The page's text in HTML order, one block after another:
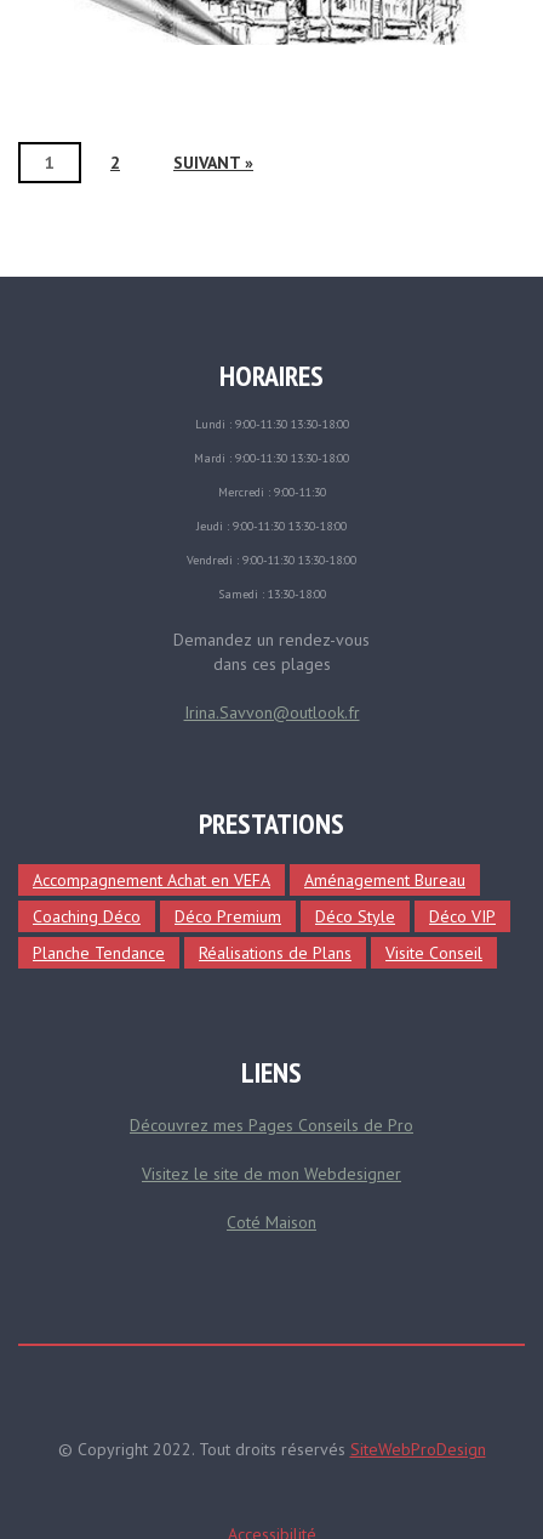
1 2 SUIVANT »
HORAIRES
Lundi : 9:00-11:30 13:30-18:00
Mardi : 9:00-11:30 13:30-18:00
Mercredi : 9:00-11:30
Jeudi : 9:00-11:30 13:30-18:00
Vendredi : 9:00-11:30 13:30-18:00
Samedi : 13:30-18:00
Demandez un rendez-vous
dans ces plages
Irina.Savvon@outlook.fr
PRESTATIONS
Accompagnement Achat en VEFA
Aménagement Bureau
Coaching Déco
Déco Premium Déco Style
Déco VIP
Planche Tendance
Réalisations de Plans Visite Conseil
LIENS
Découvrez mes Pages Conseils de Pro
Visitez le site de mon Webdesigner
Coté Maison
© Copyright 2022. Tout droits réservés SiteWebProDesign
Accessibilité